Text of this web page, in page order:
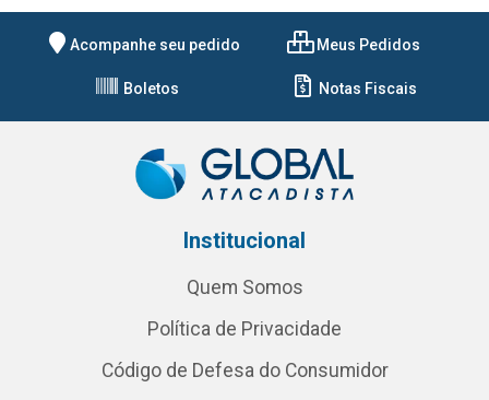
Acompanhe seu pedido Meus Pedidos
Boletos Notas Fiscais
Institucional
Quem Somos
Política de Privacidade
Código de Defesa do Consumidor